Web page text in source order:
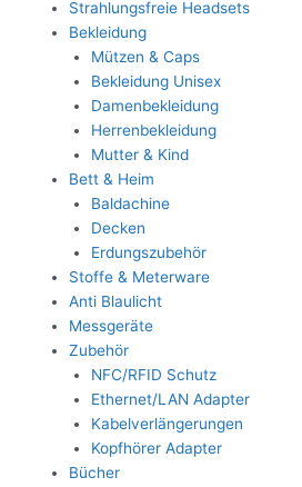
Strahlungsfreie Headsets
Bekleidung
Mützen & Caps
Bekleidung Unisex
Damenbekleidung
Herrenbekleidung
Mutter & Kind
Bett & Heim
Baldachine
Decken
Erdungszubehör
Stoffe & Meterware
Anti Blaulicht
Messgeräte
Zubehör
NFC/RFID Schutz
Ethernet/LAN Adapter
Kabelverlängerungen
Kopfhörer Adapter
Bücher